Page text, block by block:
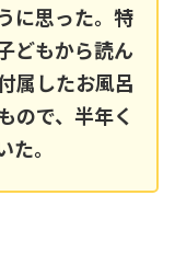
に思った。特
どもから読ん
属したお風呂
ので、半年く
。